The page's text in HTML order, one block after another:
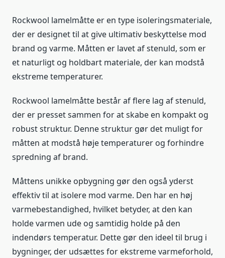
Rockwool lamelmåtte er en type isoleringsmateriale,
der er designet til at give ultimativ beskyttelse mod
brand og varme. Måtten er lavet af stenuld, som er
et naturligt og holdbart materiale, der kan modstå
ekstreme temperaturer.
Rockwool lamelmåtte består af flere lag af stenuld,
der er presset sammen for at skabe en kompakt og
robust struktur. Denne struktur gør det muligt for
måtten at modstå høje temperaturer og forhindre
spredning af brand.
Måttens unikke opbygning gør den også yderst
effektiv til at isolere mod varme. Den har en høj
varmebestandighed, hvilket betyder, at den kan
holde varmen ude og samtidig holde på den
indendørs temperatur. Dette gør den ideel til brug i
bygninger, der udsættes for ekstreme varmeforhold,